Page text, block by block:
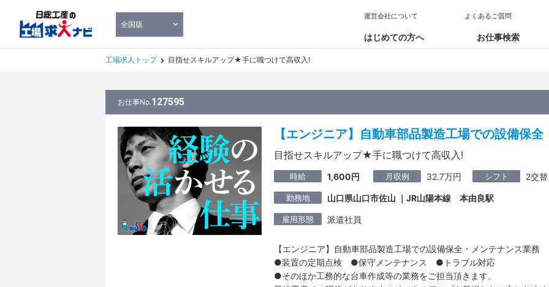
全国版
はじめての方へ お仕事検索
運営会社について よくあるご質問
工場求人トップ 目指せスキルアップ★手に職つけて高収入!
お仕事No.127595
【エンジニア】自動車部品製造工場での設備保
目指せスキルアップ★手に職つけて高収入!
時給 1,600円 月収例 32.7万円 シフト 2交替
勤務地 山口県山口市佐山 ｜JR山陽本線 本由良駅
雇用形態 派遣社員
【エンジニア】自動車部品製造工場での設備保全・メンテナンス業務
●装置の定期点検 ●保守メンテナンス ●トラブル対応
●そのほか工務的な台車作成等の業務をご担当頂きます。